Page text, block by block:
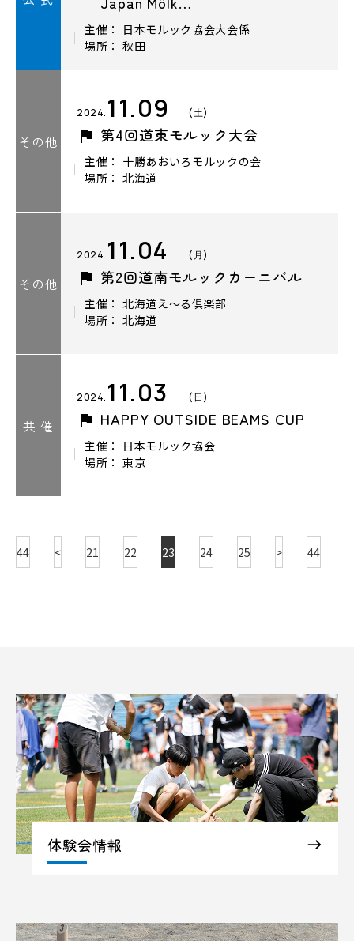
主催： 日本モルック協会大会係
場所： 秋田
その他
2024. 11.09 (土)
第4回道東モルック大会
主催： 十勝あおいろモルックの会
場所： 北海道
その他
2024. 11.04 (月)
第2回道南モルックカーニバル
主催： 北海道え～る倶楽部
場所： 北海道
共 催
2024. 11.03 (日)
HAPPY OUTSIDE BEAMS CUP
主催： 日本モルック協会
場所： 東京
44 < 21 22 23 24 25 > 44
体験会情報